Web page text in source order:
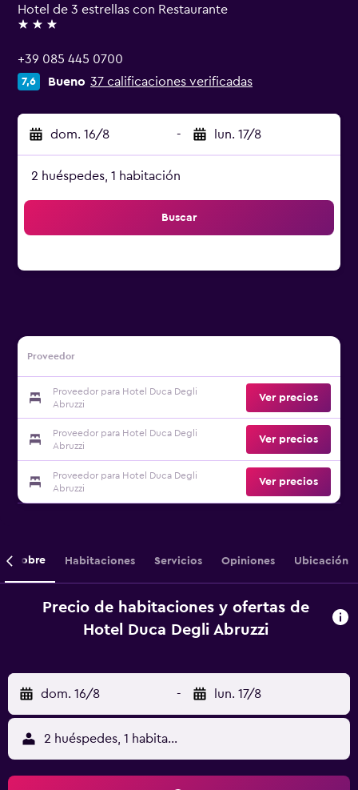
Hotel de 3 estrellas con Restaurante
3 estrellas
+39 085 445 0700
7,6 Bueno 37 calificaciones verificadas
dom. 16/8 - lun. 17/8
2 huéspedes, 1 habitación
Buscar
Proveedor
Proveedor para Hotel Duca Degli
Abruzzi
Ver precios
Proveedor para Hotel Duca Degli
Abruzzi
Ver precios
Proveedor para Hotel Duca Degli
Abruzzi
Ver precios
Sobre Habitaciones Servicios Opiniones Ubicación
Precio de habitaciones y ofertas de
Hotel Duca Degli Abruzzi
dom. 16/8 - lun. 17/8
2 huéspedes, 1 habitación